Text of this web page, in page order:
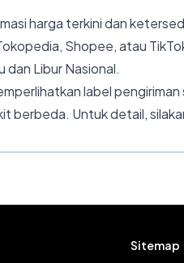
harga terkini dan
Shopee, atau
dan Libur Nasional.
label
berbeda. Untuk detail,
Sitemap